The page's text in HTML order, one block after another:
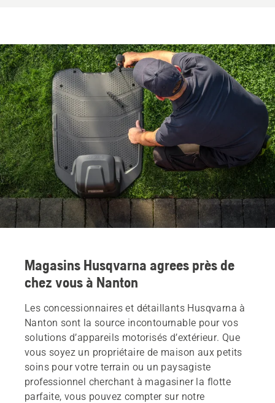
Magasins Husqvarna agrees près de
chez vous à Nanton
Les concessionnaires et détaillants Husqvarna à
Nanton sont la source incontournable pour vos
solutions d’appareils motorisés d’extérieur. Que
vous soyez un propriétaire de maison aux petits
soins pour votre terrain ou un paysagiste
professionnel cherchant à magasiner la flotte
parfaite, vous pouvez compter sur notre